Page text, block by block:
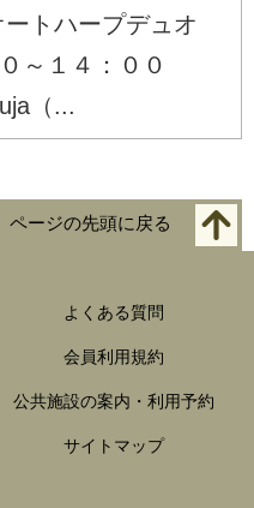
ートハープデュオ
～１４：００
（...
ページの先頭に戻る
よくある質問
会員利用規約
公共施設の案内・利用予約
サイトマップ